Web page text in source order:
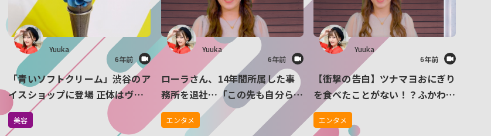
Yuuka
6年前
「青いソフトクリーム」渋谷のア
イスショップに登場 正体はヴィ
ーガンメニューでした
美容
Yuuka
6年前
ローラさん、14年間所属した事
務所を退社…「この先も自分らし
く頑張っていく」
エンタメ
Yuuka
6年前
【衝撃の告白】ツナマヨおにぎり
を食べたことがない！？ふかわり
ょうさんツナマヨ未経験を明かす
エンタメ